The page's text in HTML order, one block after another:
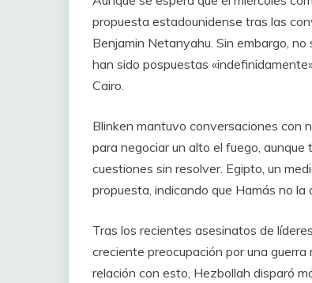
propuesta estadounidense tras las
Benjamin Netanyahu. Sin embargo,
han sido pospuestas
Cairo.
Blinken mantuvo conversaciones con
para negociar un alto el fuego,
cuestiones sin resolver. Egipto, un
propuesta, indicando que Hamás no
Tras los recientes asesinatos de
creciente preocupación por una
relación con esto, Hezbollah disparó